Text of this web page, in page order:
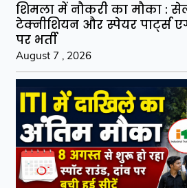
शिमला में नौकरी का मौका :
टेक्नीशियन और स्पेयर पार्ट्स
पर भर्ती
August 7 , 2026